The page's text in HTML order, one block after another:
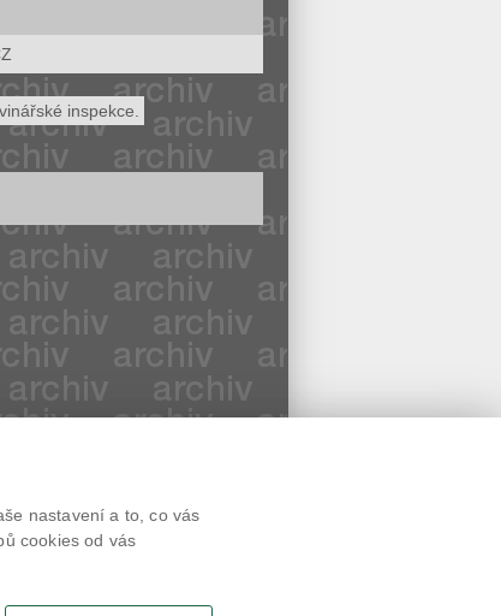
inspekce.
Připomínky
Tisk stránky
nastavení a to, co vás
cookies od vás